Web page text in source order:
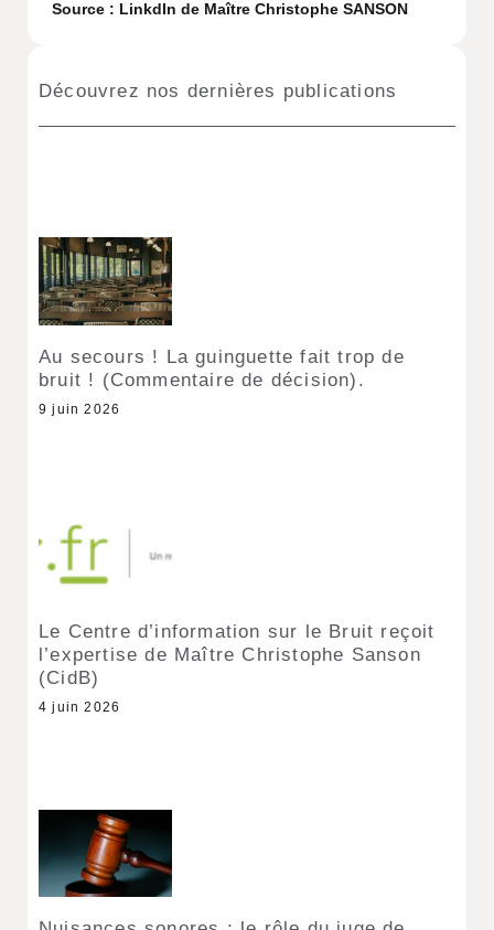
Source : LinkdIn de Maître Christophe SANSON
Découvrez nos dernières publications
Au secours ! La guinguette fait trop de
bruit ! (Commentaire de décision).
9 juin 2026
Le Centre d’information sur le Bruit reçoit
l’expertise de Maître Christophe Sanson
(CidB)
4 juin 2026